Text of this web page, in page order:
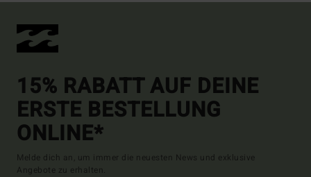
15% RABATT AUF DEINE
ERSTE BESTELLUNG
ONLINE*
Melde dich an, um immer die neuesten News und exklusive
Angebote zu erhalten.